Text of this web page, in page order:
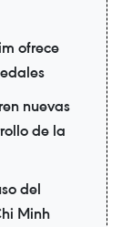
ofrece
nuevas
de la
del
Minh